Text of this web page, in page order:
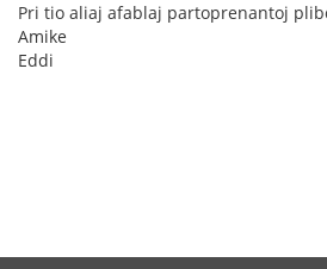
Pri tio aliaj afablaj partoprenantoj
Amike
Eddi